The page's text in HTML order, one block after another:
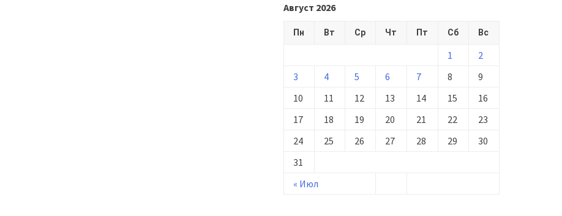
Август 2026
Пн Вт Ср Чт Пт Сб Вс
« Июл
1
2
3
4 5 6 7 8
9
10
11 12 13 14 15
16
17
18 19 20 21 22
23
24
25 26 27 28 29
30
31